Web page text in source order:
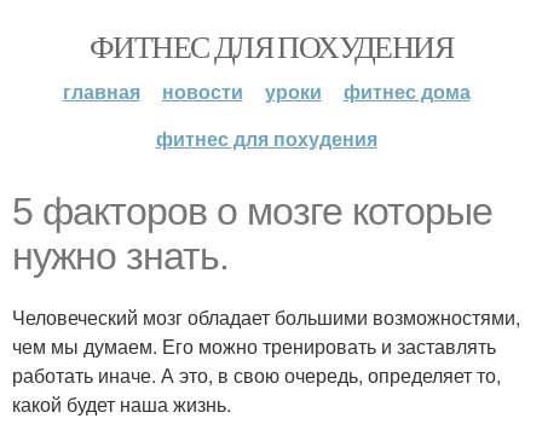
ФИТНЕС ДЛЯ ПОХУДЕНИЯ
главная новости уроки
фитнес дома
фитнес для похудения
5 факторов о мозге которые
нужно знать.
Человеческий мозг обладает большими возможностями,
чем мы думаем. Его можно тренировать и заставлять
работать иначе. А это, в свою очередь, определяет то,
какой будет наша жизнь.